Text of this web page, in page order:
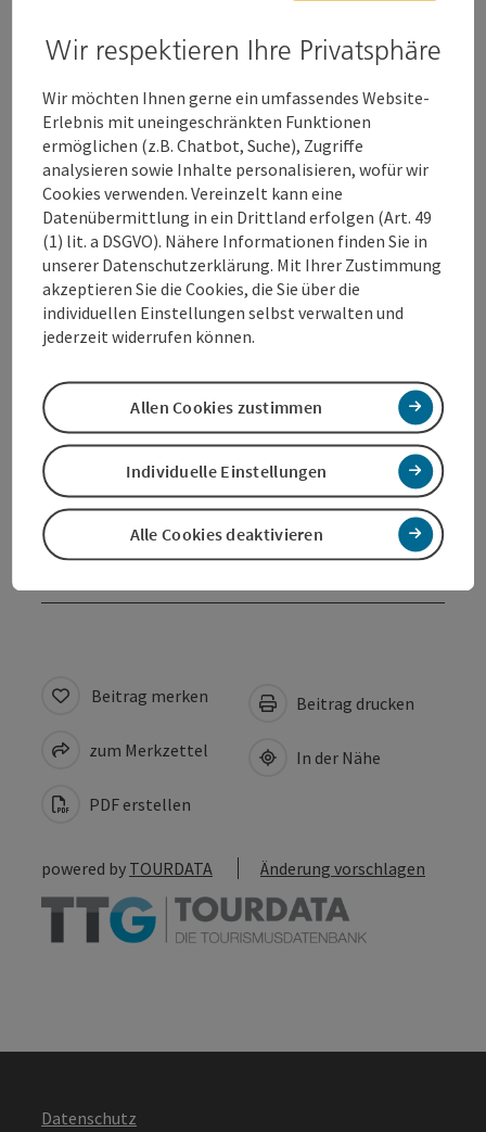
Nach 6 Jahren im Kosmetikbereich führt Maribel
Homm seit 2009 ein eigenes Kosmetikstudio. Hier
bekommen Sie in netter Atmosphäre ein Rundum
Paket in Sachen Schönheit.
Kontakt
Anreise/Lage
Eignung
Barrierefreiheit
Beitrag merken
zum Merkzettel
PDF erstellen
Beitrag drucken
In der Nähe
powered by TOURDATA Änderung vorschlagen
Datenschutz
Wir respektieren Ihre Privatsphäre
Wir möchten Ihnen gerne ein umfassendes Website-
Erlebnis mit uneingeschränkten Funktionen
ermöglichen (z.B. Chatbot, Suche), Zugriffe
analysieren sowie Inhalte personalisieren, wofür wir
Cookies verwenden. Vereinzelt kann eine
Datenübermittlung in ein Drittland erfolgen (Art. 49
(1) lit. a DSGVO). Nähere Informationen finden Sie in
unserer Datenschutzerklärung. Mit Ihrer Zustimmung
akzeptieren Sie die Cookies, die Sie über die
individuellen Einstellungen selbst verwalten und
jederzeit widerrufen können.
Alle Cookies deaktivieren
Individuelle Einstellungen
Allen Cookies zustimmen